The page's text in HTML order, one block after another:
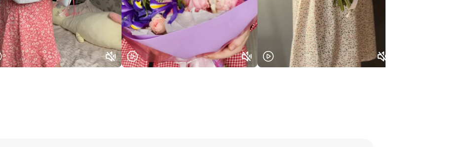
Нижний Новгород
Самара
Казань
Уфа
Челябинск
Екатеринбург